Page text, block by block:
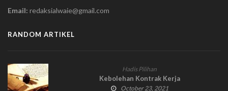
Email: redaksialwaie@gmail.com
RANDOM ARTIKEL
Hadis Pilihan
Kebolehan Kontrak Kerja
October 23, 2021